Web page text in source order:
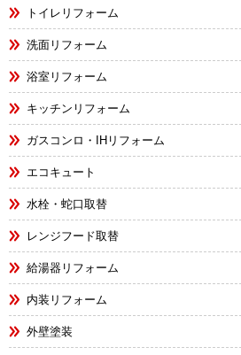
トイレリフォーム
洗面リフォーム
浴室リフォーム
キッチンリフォーム
ガスコンロ・IHリフォーム
エコキュート
水栓・蛇口取替
レンジフード取替
給湯器リフォーム
内装リフォーム
外壁塗装